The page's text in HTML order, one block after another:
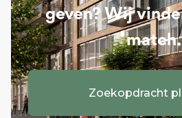
geven? Wij
match.
Zoekopdracht